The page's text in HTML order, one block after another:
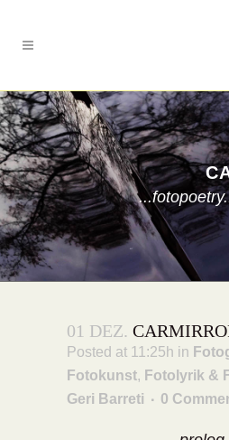
01 DEZ.
Posted at 11:25h in
Fotokunst, Fotolyrik &
Geri Barreti
0